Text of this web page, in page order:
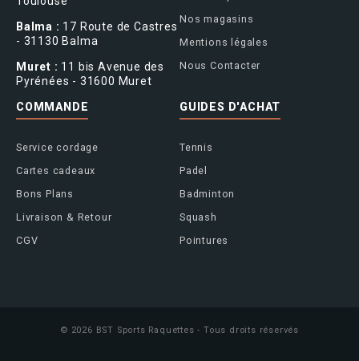
Balma : 17 Route de Castres
- 31130 Balma
Muret : 11 bis Avenue des
Pyrénées - 31600 Muret
Nos magasins
Mentions légales
Nous Contacter
COMMANDE
Service cordage
Cartes cadeaux
Bons Plans
Livraison & Retour
CGV
GUIDES D'ACHAT
Tennis
Padel
Badminton
Squash
Pointures
© 2026 BST Sports Raquettes - Tous droits réservés